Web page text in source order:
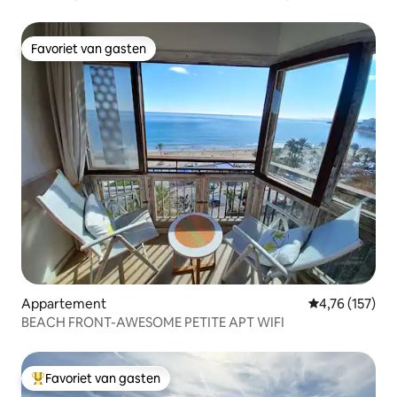
Favoriet van gasten
Favoriet van gasten
Appartement Gemiddelde
4,76 (157)
BEACH FRONT-AWESOME PETITE APT WIFI
Topfavoriet van gasten
Favoriet van gasten